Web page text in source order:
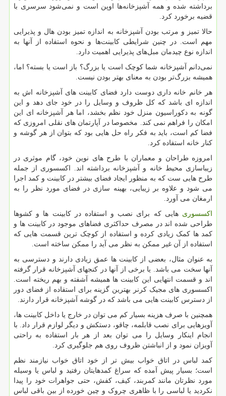
برداشته شده و همه آشپزخانه‌ها اوپن است و نمی‌شود سرسری با
قضیه برخورد کرد.
حالا تمیز و مرتب بودن آشپزخانه به اندازه تمیز بودن هال و پذیرایی
مهم است. در چنین شرایطی کابینت‌ها و نحوه استفاده از آنها به
اندازه نوع چیدمان مبل‌های پذیرایی اهمیت دارد.
نمی‌دانم آشپزخانه شما کوچک است یا بزرگ؟ باز است یا بسته؟ اما،
همیشه بزرگ‌تر بودن به معنای بهتر بودن نیست.
هر خانم خانه داری دوست دارد فضای کابینت های آشپزخانه اش به
اندازه ای باشد که کل ظروف و وسایل را در خود جای دهد و این
گونه به دکوراسیون منزل خود نظم بخشد، اما هر آشپزخانه ای این
امکان را فراهم نمی کند. مخصوصا در آپارتمان های نقلی امروزی که
فضا کم است، باید به فکر راه حل هایی بود که بتوان از هر گوشه و
کنار خانه استفاده کرد.
امروزه طراحان و معماران با طرح های نوین خود، گام موثری در
زیباسازی محیط خانه و آشپزخانه برداشته اند. اکسسوری از جمله
طرح هایی ست که به منظور ایجاد فضای بیشتر در کابینت و کمد اجرا
می شود و علاوه بر زیبایی، بهینه سازی در فضای مورد نظر را به
ارمغان می آورد.
اکسسوری هایی که برای نصب و استفاده در کابینت ها و کشوها
طراحی شده اند در مصرف حداکثری فضاهای موجود در کابینت ها و
کمد ها کمک زیادی کرده و استفاده از کوچک ترین قسمت هایی که
استفاده از آن غیر ممکن به نظر می آید را ممکن ساخته است.
به عنوان مثال، بعضی از کابینت ها عمق زیادی دارند و دسترسی به
آنها سخت می باشد. یا برخی از آنها در کنجهای آشپزخانه قرار گرفته
اند و قسمت انتهایی این کابینت ها همیشه آشفته و بهم ریخته است.
اکسسوری های مجیک کرنر بهترین گزینه برای استفاده از فضای دور
از دسترس کابینت هایی می باشد که در گوشه آشپزخانه قرار دارند.
همچنین با صرف هزینه بسیار کم می توان در خارج یا داخل کابینت ها،
آویزهایی برای نصب قابلمه، چاقو، دستکش و دیگر لوازم قرار داد. با
انجام اینکار وسایل را می توان بعد از هر بار استفاده به راحتی
آویزان نمود و از انباشتن ظروف روی هم جلوگیری کرد.
کمد لباس در اتاق خواب بیش تر از خود اتاق خواب نیازمند نظم
است؛ بسیار پیش آمده که سراغ کمدهایتان رفتید و لباس یا وسیله
مورد نظرتان مانند کمربند، کیف، کفش، حتی جواهرات خود را پیدا
نکردید یا لباسی را با ظاهری چروک و چین خورده از بین باقی لباس